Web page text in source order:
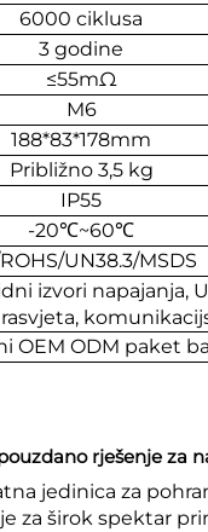
6000 ciklusa
3 godine
≤55mΩ
M6
188*83*178mm
Približno 3,5 kg
IP55
-20℃~60℃
UN38.3/MSDS
izvori napajanja,
OEM ODM paket
rješenje za
jedinica za
za širok spektar